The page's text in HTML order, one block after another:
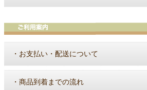
・ お支払い・配送について
・ 商品到着までの流れ